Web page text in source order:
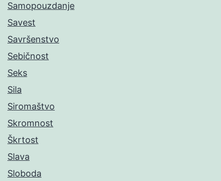
Samopouzdanje
Savest
Savršenstvo
Sebičnost
Seks
Sila
Siromaštvo
Skromnost
Škrtost
Slava
Sloboda